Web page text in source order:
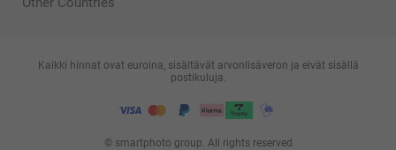
© smartphoto group. All rights reserved
Kaikki hinnat ovat euroina, sisältävät arvonlisäveron ja eivät sisällä
postikuluja.